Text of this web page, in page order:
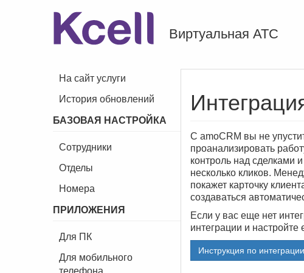
Виртуальная АТС
На сайт услуги
История обновлений
БАЗОВАЯ НАСТРОЙКА
Сотрудники
Отделы
Номера
ПРИЛОЖЕНИЯ
Для ПК
Для мобильного
телефона
С amoCRM вы не
проанализировать
контроль над сделками
несколько кликов.
покажет карточку
создаваться
Если у вас еще нет
интеграции и настройте
Инструкция по